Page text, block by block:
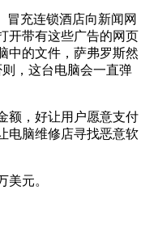
冒充连锁酒店向新闻网
开带有这些广告的网页
中的文件，萨弗罗斯然
，这台电脑会一直弹
额，好让用户愿意支付
电脑维修店寻找恶意软
美元。